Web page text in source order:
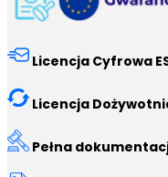
Licencja Cyfrowa
Licencja
Pełna